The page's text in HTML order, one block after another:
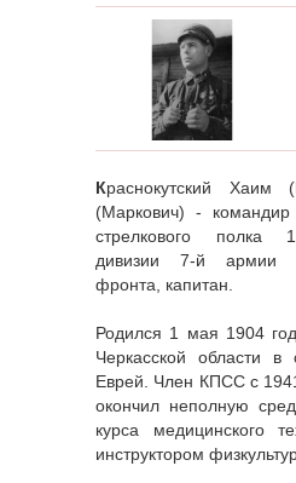
Краснокутский Хаим
(Маркович) - командир
стрелкового полка
дивизии 7-й армии
фронта, капитан.
Родился 1 мая 1904
Черкасской области в
Еврей. Член КПСС с
окончил неполную
курса медицинского
инструктором